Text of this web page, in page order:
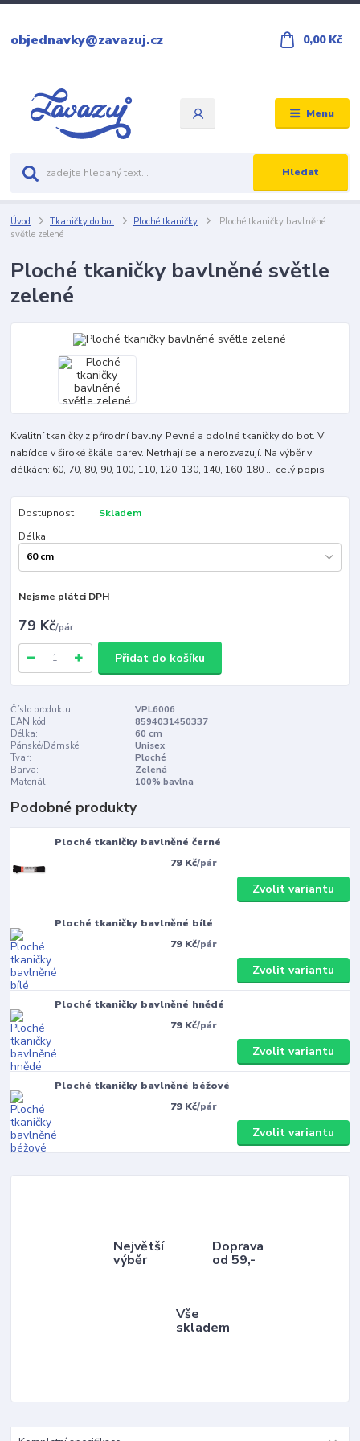
Menu
Hledat
objednavky@zavazuj.cz 0,00 Kč
Úvod Tkaničky do bot Ploché tkaničky
Ploché tkaničky bavlněné
světle zelené
Ploché tkaničky bavlněné světle
zelené
Kvalitní tkaničky z přírodní bavlny. Pevné a odolné tkaničky do bot. V
nabídce v široké škále barev. Netrhají se a nerozvazují. Na výběr v
délkách: 60, 70, 80, 90, 100, 110, 120, 130, 140, 160, 180 ... celý popis
Dostupnost
Skladem
Délka
Nejsme plátci DPH
79 Kč/pár
Přidat do košíku
Číslo produktu:
VPL6006
EAN kód:
8594031450337
Délka:
60 cm
Pánské/Dámské:
Unisex
Tvar:
Ploché
Barva:
Zelená
Materiál:
100% bavlna
Podobné produkty
Ploché tkaničky bavlněné černé
79 Kč/pár
Zvolit variantu
Ploché tkaničky bavlněné bílé
79 Kč/pár
Zvolit variantu
Ploché tkaničky bavlněné hnědé
79 Kč/pár
Zvolit variantu
Ploché tkaničky bavlněné béžové
79 Kč/pár
Zvolit variantu
Největší
výběr
Doprava
od 59,-
Vše
skladem